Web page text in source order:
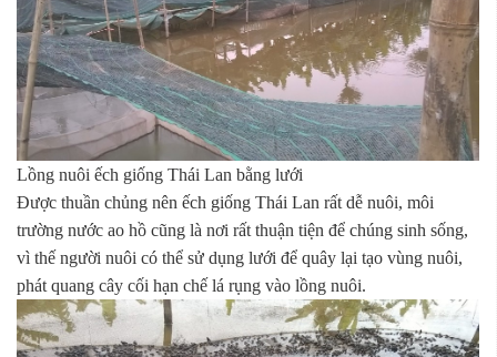
Lồng nuôi ếch giống Thái Lan bằng lưới
Được thuần chủng nên ếch giống Thái Lan rất dễ nuôi, môi
trường nước ao hồ cũng là nơi rất thuận tiện để chúng sinh sống,
vì thế người nuôi có thể sử dụng lưới để quây lại tạo vùng nuôi,
phát quang cây cối hạn chế lá rụng vào lồng nuôi.